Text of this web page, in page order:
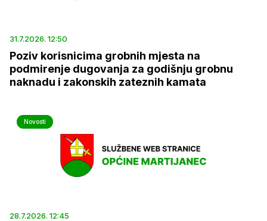
31.7.2026. 12:50
Poziv korisnicima grobnih mjesta na
podmirenje dugovanja za godišnju grobnu
naknadu i zakonskih zateznih kamata
Novosti
28.7.2026. 12:45